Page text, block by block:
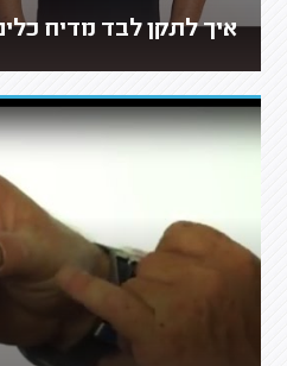
איך לתקן לבד מדיח